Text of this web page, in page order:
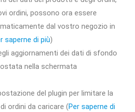
ordini, possono ora essere
dal vostro negozio in
saperne di più)
aggiornamenti dei dati di sfondo
nella schermata
del plugin per limitare la
ordini da caricare (Per saperne di